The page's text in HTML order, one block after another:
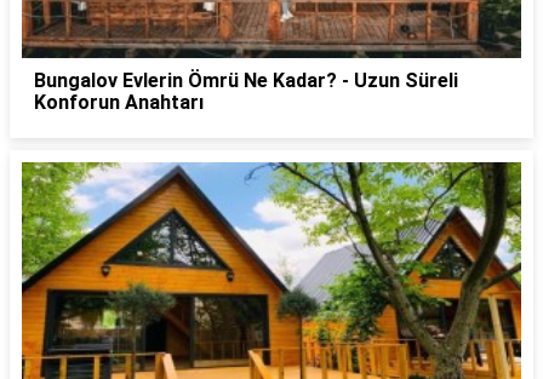
Bungalov Evlerin Ömrü Ne Kadar? - Uzun Süreli
Konforun Anahtarı